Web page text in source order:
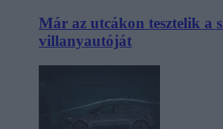
Már az utcákon tesztelik a
villanyautóját